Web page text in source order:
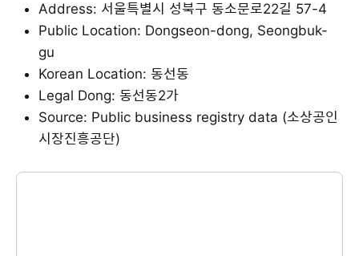
Address: 서울특별시 성북구 동소문로22길 57-4
Public Location: Dongseon-dong, Seongbuk-
gu
Korean Location: 동선동
Legal Dong: 동선동2가
Source: Public business registry data (소상공인
시장진흥공단)